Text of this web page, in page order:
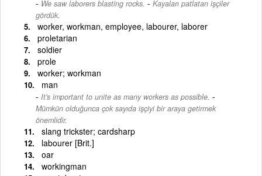
We saw laborers blasting rocks. - Kayaları patlatan işçiler
gördük.
worker, workman, employee, labourer, laborer
proletarian
soldier
prole
worker; workman
man
It's important to unite as many workers as possible. -
Mümkün olduğunca çok sayıda işçiyi bir araya getirmek
önemlidir.
slang trickster; cardsharp
labourer [Brit.]
oar
workingman